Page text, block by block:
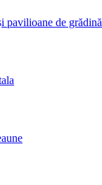
pavilioane de grădină